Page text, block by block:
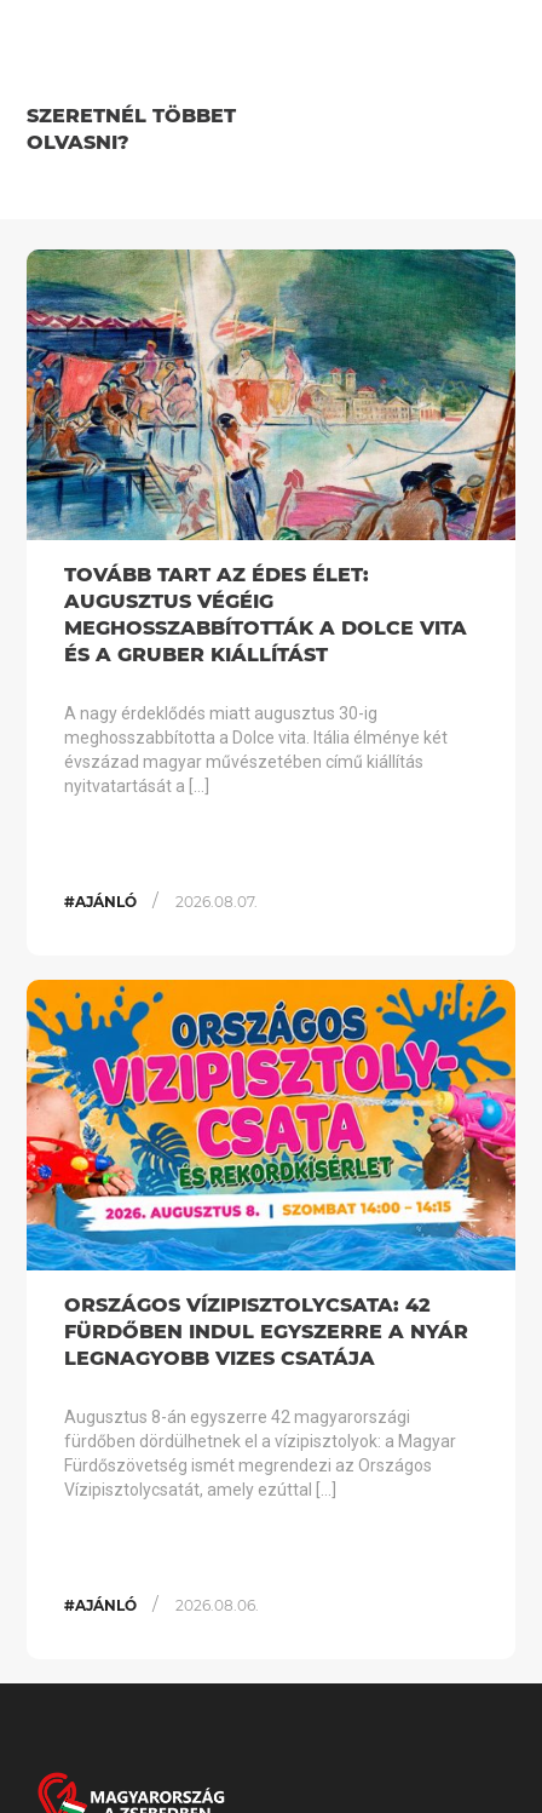
SZERETNÉL TÖBBET
OLVASNI?
TOVÁBB TART AZ ÉDES ÉLET:
AUGUSZTUS VÉGÉIG
MEGHOSSZABBÍTOTTÁK A DOLCE VITA
ÉS A GRUBER KIÁLLÍTÁST
A nagy érdeklődés miatt augusztus 30-ig
meghosszabbította a Dolce vita. Itália élménye két
évszázad magyar művészetében című kiállítás
nyitvatartását a […]
#AJÁNLÓ / 2026.08.07.
ORSZÁGOS VÍZIPISZTOLYCSATA: 42
FÜRDŐBEN INDUL EGYSZERRE A NYÁR
LEGNAGYOBB VIZES CSATÁJA
Augusztus 8-án egyszerre 42 magyarországi
fürdőben dördülhetnek el a vízipisztolyok: a Magyar
Fürdőszövetség ismét megrendezi az Országos
Vízipisztolycsatát, amely ezúttal […]
#AJÁNLÓ / 2026.08.06.